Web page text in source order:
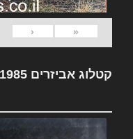
«
‹
קטלוג אביזרים Jeep 1985